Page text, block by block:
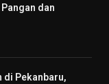
dan
di Pekanbaru,